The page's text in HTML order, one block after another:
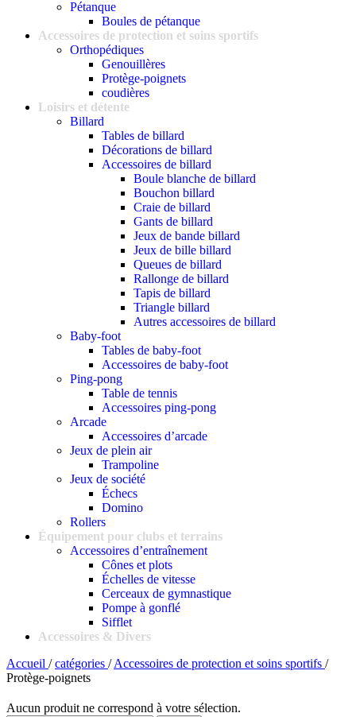
Pétanque
Boules de pétanque
Accessoires de protection et soins sportifs
Orthopédiques
Genouillères
Protège-poignets
coudières
Loisirs et détente
Billard
Tables de billard
Décorations de billard
Accessoires de billard
Boule blanche de billard
Bouchon billard
Craie de billard
Gants de billard
Jeux de bande billard
Jeux de bille billard
Queues de billard
Rallonge de billard
Tapis de billard
Triangle billard
Autres accessoires de billard
Baby-foot
Tables de baby-foot
Accessoires de baby-foot
Ping-pong
Table de tennis
Accessoires ping-pong
Arcade
Accessoires d’arcade
Jeux de plein air
Trampoline
Jeux de société
Échecs
Domino
Rollers
Équipement pour clubs et terrains
Accessoires d’entraînement
Cônes et plots
Échelles de vitesse
Cerceaux de gymnastique
Pompe à gonflé
Sifflet
Accessoires & Divers
Accueil / catégories / Accessoires de protection et soins sportifs /
Protège-poignets
Aucun produit ne correspond à votre sélection.